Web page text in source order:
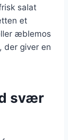
salat
et
æblemos
der giver en
svær